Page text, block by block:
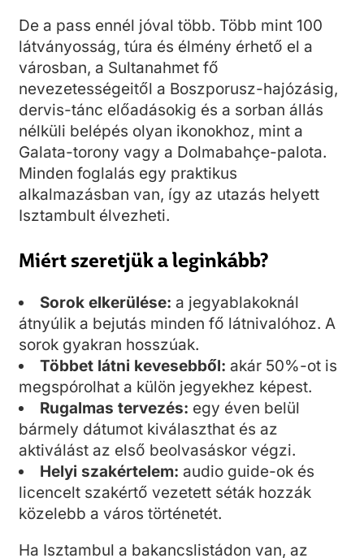
De a pass ennél jóval több. Több mint 100
látványosság, túra és élmény érhető el a
városban, a Sultanahmet fő
nevezetességeitől a Boszporusz-hajózásig,
dervis-tánc előadásokig és a sorban állás
nélküli belépés olyan ikonokhoz, mint a
Galata-torony vagy a Dolmabahçe-palota.
Minden foglalás egy praktikus
alkalmazásban van, így az utazás helyett
Isztambult élvezheti.
Miért szeretjük a leginkább?
Sorok elkerülése: a jegyablakoknál
átnyúlik a bejutás minden fő látnivalóhoz. A
sorok gyakran hosszúak.
Többet látni kevesebből: akár 50%-ot is
megspórolhat a külön jegyekhez képest.
Rugalmas tervezés: egy éven belül
bármely dátumot kiválaszthat és az
aktiválást az első beolvasáskor végzi.
Helyi szakértelem: audio guide-ok és
licencelt szakértő vezetett séták hozzák
közelebb a város történetét.
Ha Isztambul a bakancslistádon van, az